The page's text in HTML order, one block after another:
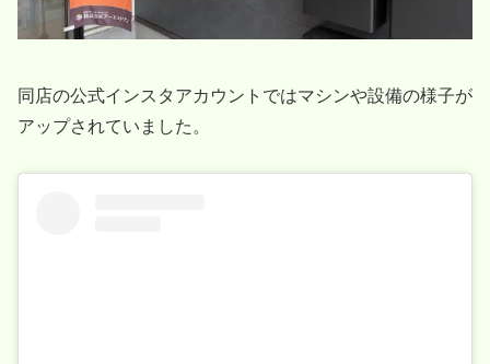
同店の公式インスタアカウントではマシンや設備の様子が
アップされていました。